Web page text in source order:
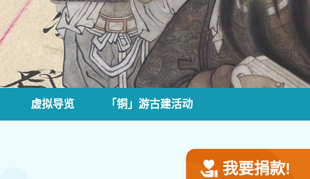
虚拟导览 「铜」游古建活动
我要捐款!